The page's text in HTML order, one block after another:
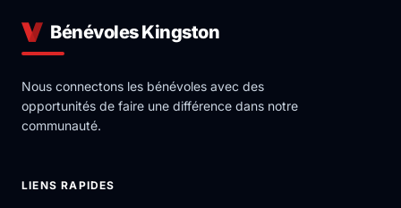
Bénévoles Kingston
Nous connectons les bénévoles avec des
opportunités de faire une différence dans notre
communauté.
LIENS RAPIDES